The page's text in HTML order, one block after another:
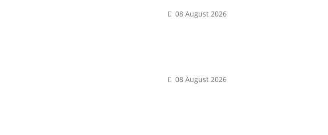
08 August 2026
08 August 2026